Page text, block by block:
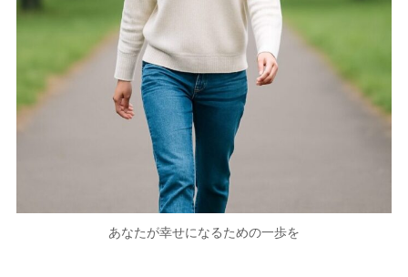
あなたが幸せになるための一歩を